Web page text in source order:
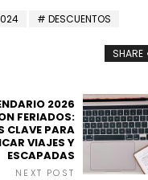
DESCUENTOS
SHARE
2026
FERIADOS:
CLAVE PARA
VIAJES Y
ESCAPADAS
NEXT POST